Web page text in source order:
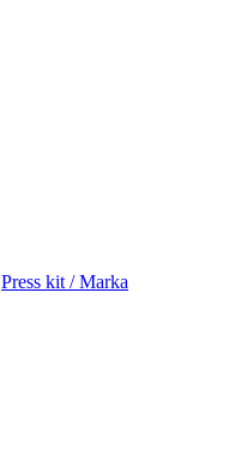
Press kit / Marka